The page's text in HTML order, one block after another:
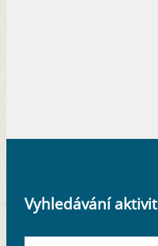
Vyhledávání aktivit